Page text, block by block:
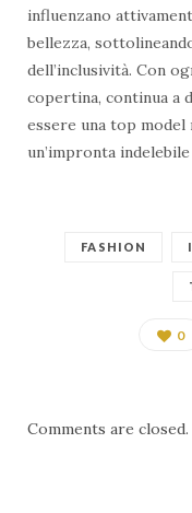
influenzano
bellezza,
dell’inclusività. Con
copertina, continua a
essere una top model
un’impronta
FASHION
0
Comments are closed.